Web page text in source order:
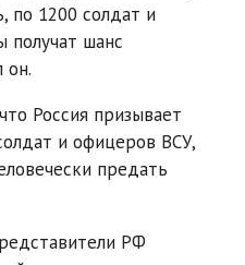
по 1200 солдат и
получат шанс
он.
Россия призывает
и офицеров ВСУ,
предать
РФ